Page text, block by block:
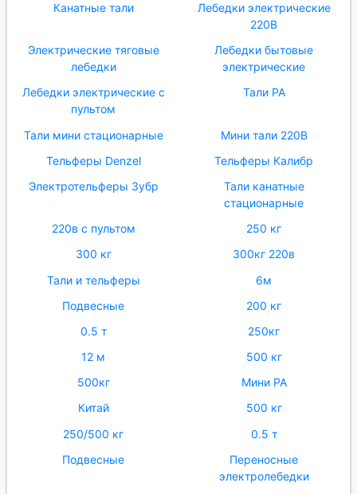
Канатные тали
Лебедки электрические
220В
Электрические тяговые
лебедки
Лебедки бытовые
электрические
Лебедки электрические с
пультом
Тали РА
Тали мини стационарные
Мини тали 220В
Тельферы Denzel
Тельферы Калибр
Электротельферы Зубр
Тали канатные
стационарные
220в с пультом
250 кг
300 кг
300кг 220в
Тали и тельферы
6м
Подвесные
200 кг
0.5 т
250кг
12 м
500 кг
500кг
Мини РА
Китай
500 кг
250/500 кг
0.5 т
Подвесные
Переносные
электролебедки